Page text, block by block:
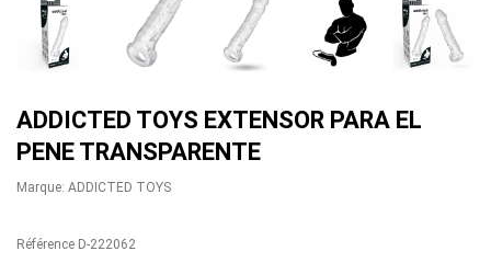
ADDICTED TOYS EXTENSOR PARA EL
PENE TRANSPARENTE
Marque: ADDICTED TOYS
Référence D-222062